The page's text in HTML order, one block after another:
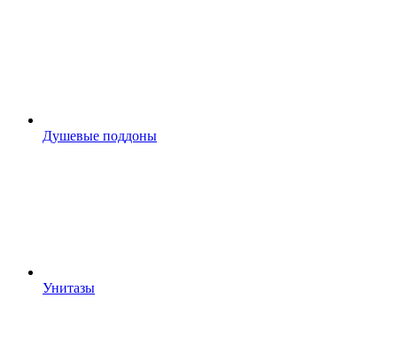
Душевые поддоны
Унитазы